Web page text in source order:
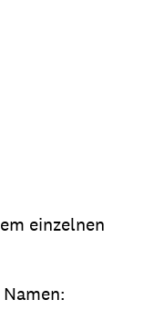
einzelnen